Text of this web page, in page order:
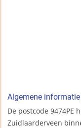
Algemene
De postcode 9474PE
Zuidlaarderveen